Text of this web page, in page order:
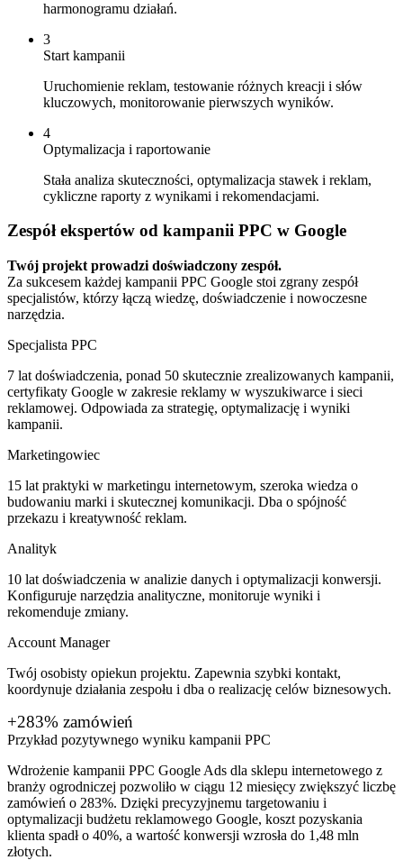
harmonogramu działań.
3
Start kampanii
Uruchomienie reklam, testowanie różnych kreacji i słów
kluczowych, monitorowanie pierwszych wyników.
4
Optymalizacja i raportowanie
Stała analiza skuteczności, optymalizacja stawek i reklam,
cykliczne raporty z wynikami i rekomendacjami.
Zespół ekspertów od kampanii PPC w Google
Twój projekt prowadzi doświadczony zespół.
Za sukcesem każdej kampanii PPC Google stoi zgrany zespół
specjalistów, którzy łączą wiedzę, doświadczenie i nowoczesne
narzędzia.
Specjalista PPC
7 lat doświadczenia, ponad 50 skutecznie zrealizowanych kampanii,
certyfikaty Google w zakresie reklamy w wyszukiwarce i sieci
reklamowej. Odpowiada za strategię, optymalizację i wyniki
kampanii.
Marketingowiec
15 lat praktyki w marketingu internetowym, szeroka wiedza o
budowaniu marki i skutecznej komunikacji. Dba o spójność
przekazu i kreatywność reklam.
Analityk
10 lat doświadczenia w analizie danych i optymalizacji konwersji.
Konfiguruje narzędzia analityczne, monitoruje wyniki i
rekomenduje zmiany.
Account Manager
Twój osobisty opiekun projektu. Zapewnia szybki kontakt,
koordynuje działania zespołu i dba o realizację celów biznesowych.
+283% zamówień
Przykład pozytywnego wyniku kampanii PPC
Wdrożenie kampanii PPC Google Ads dla sklepu internetowego z
branży ogrodniczej pozwoliło w ciągu 12 miesięcy zwiększyć liczbę
zamówień o 283%. Dzięki precyzyjnemu targetowaniu i
optymalizacji budżetu reklamowego Google, koszt pozyskania
klienta spadł o 40%, a wartość konwersji wzrosła do 1,48 mln
złotych.